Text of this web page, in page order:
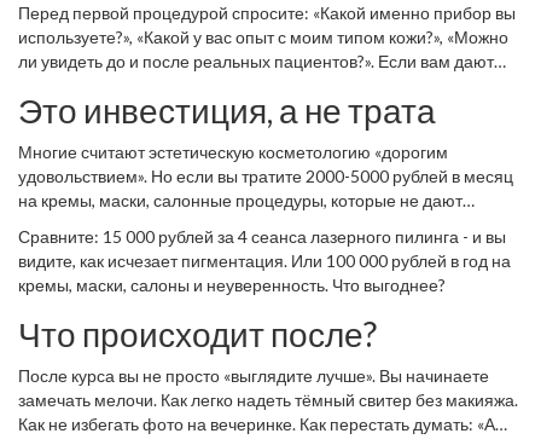
Перед первой процедурой спросите: «Какой именно прибор вы
используете?», «Какой у вас опыт с моим типом кожи?», «Можно
ли увидеть до и после реальных пациентов?». Если вам дают
Это инвестиция, а не трата
Многие считают эстетическую косметологию «дорогим
удовольствием». Но если вы тратите 2000-5000 рублей в месяц
на кремы, маски, салонные процедуры, которые не дают
инвестиция, которая работает 1-2 года. Вы перестаёте тратить
время на макияж, на поиск «идеального» крема, на стресс из-за
своего отражения.
Сравните: 15 000 рублей за 4 сеанса лазерного пилинга - и вы
видите, как исчезает пигментация. Или 100 000 рублей в год на
кремы, маски, салоны и неуверенность. Что выгоднее?
Что происходит после?
После курса вы не просто «выглядите лучше». Вы начинаете
замечать мелочи. Как легко надеть тёмный свитер без макияжа.
Как не избегать фото на вечеринке. Как перестать думать: «А